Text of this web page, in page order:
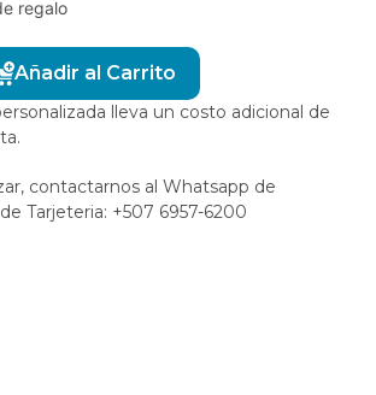
regalo
Añadir al Carrito
lleva un costo adicional de
contactarnos al Whatsapp de
Tarjeteria: +507 6957-6200